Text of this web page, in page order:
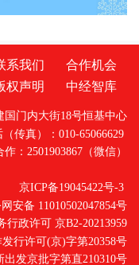
系我们
合作机会
权声明 中经智库
门内大街18号恒基中心
（传真）：010-65066629
：2501903867（微信）
京ICP备19045422号-3
安备 11010502047854号
行政许可 京B2-20213959
行许可(京)字第20358号
出发京批字第直210310号